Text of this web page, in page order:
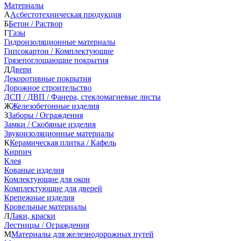
Материалы
ААсбестотехническая продукция
ББетон / Раствор
ГГазы
Гидроизоляционные материалы
Гипсокартон / Комплектующие
Грязепоглощающие покрытия
ДДвери
Декоротивные покрытия
Дорожное строительство
ДСП / ДВП / Фанера, стекломагневые листы
ЖЖелезобетонные изделия
ЗЗаборы / Ограждения
Замки / Скобяные изделия
Звукоизоляционные материалы
ККерамическая плитка / Кафель
Кирпич
Клея
Кованые изделия
Комлектующие для окон
Комплектующие для дверей
Крепежные изделия
Кровельные материалы
ЛЛаки, краски
Лестницы / Ограждения
ММатериалы для железнодорожных путей